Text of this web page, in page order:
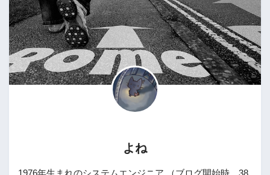
よね
1976年生まれのシステムエンジニア （ブログ開始時 38